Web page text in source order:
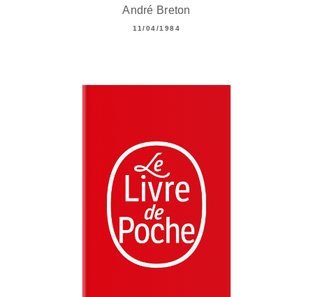
André Breton
11/04/1984